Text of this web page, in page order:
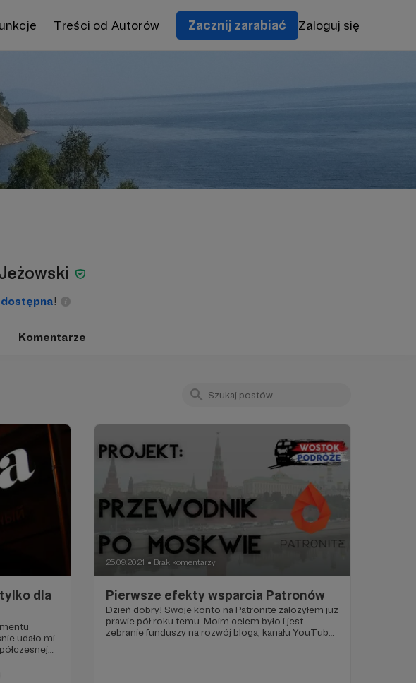
Treści od Autorów Zacznij zarabiać Zaloguj się
!
Komentarze
dla
udało mi
będzie
25.09.2021 ● Brak komentarzy
Pierwsze efekty wsparcia Patronów
Dzień dobry! Swoje konto na Patronite założyłem już
prawie pół roku temu. Moim celem było i jest
zebranie funduszy na rozwój bloga, kanału YouTube